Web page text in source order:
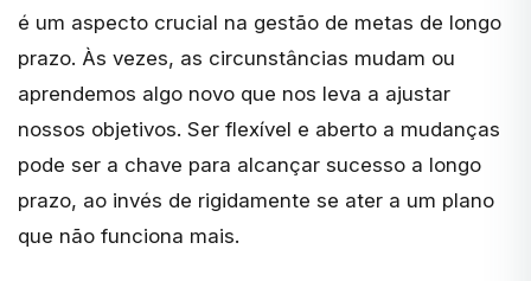
é um aspecto crucial na gestão de metas de longo
prazo. Às vezes, as circunstâncias mudam ou
aprendemos algo novo que nos leva a ajustar
nossos objetivos. Ser flexível e aberto a mudanças
pode ser a chave para alcançar sucesso a longo
prazo, ao invés de rigidamente se ater a um plano
que não funciona mais.